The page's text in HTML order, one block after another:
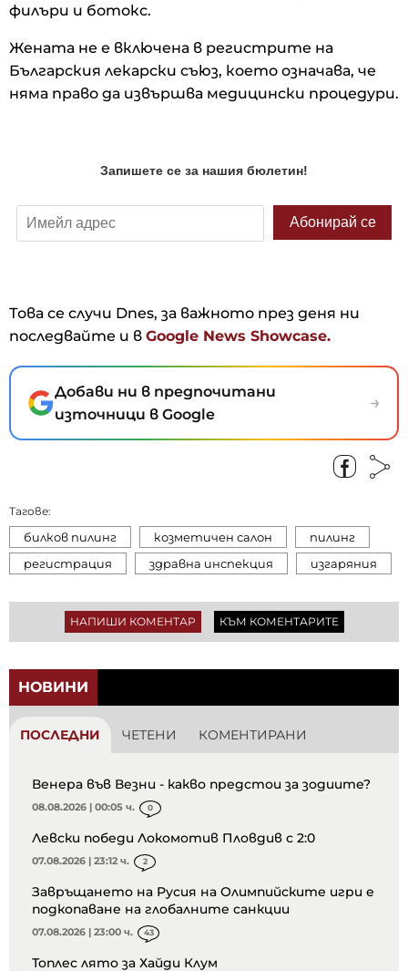
филъри и ботокс.
Жената не е включена в регистрите на
Българския лекарски съюз, което означава, че
няма право да извършва медицински процедури.
Това се случи Dnes, за важното през деня ни
последвайте и в Google News Showcase.
Добави ни в предпочитани
източници в Google
→
Тагове:
билков пилинг козметичен салон
пилинг
регистрация
здравна инспекция изгаряния
НАПИШИ КОМЕНТАР КЪМ КОМЕНТАРИТЕ
НОВИНИ
ПОСЛЕДНИ ЧЕТЕНИ КОМЕНТИРАНИ
Венера във Везни - какво предстои за зодиите?
08.08.2026 | 00:05 ч. 0
Левски победи Локомотив Пловдив с 2:0
07.08.2026 | 23:12 ч. 2
Завръщането на Русия на Олимпийските игри е
подкопаване на глобалните санкции
07.08.2026 | 23:00 ч. 43
Топлес лято за Хайди Клум